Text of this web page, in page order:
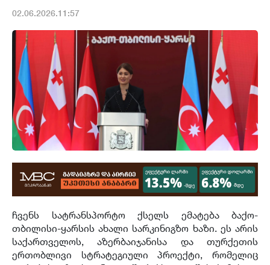
02.06.2026.11:57
ჩვენს სატრანსპორტო ქსელს ემატება ბაქო-
თბილისი-ყარსის ახალი სარკინიგზო ხაზი. ეს არის
საქართველოს, აზერბაიჯანისა და თურქეთის
ერთობლივი სტრატეგიული პროექტი, რომელიც